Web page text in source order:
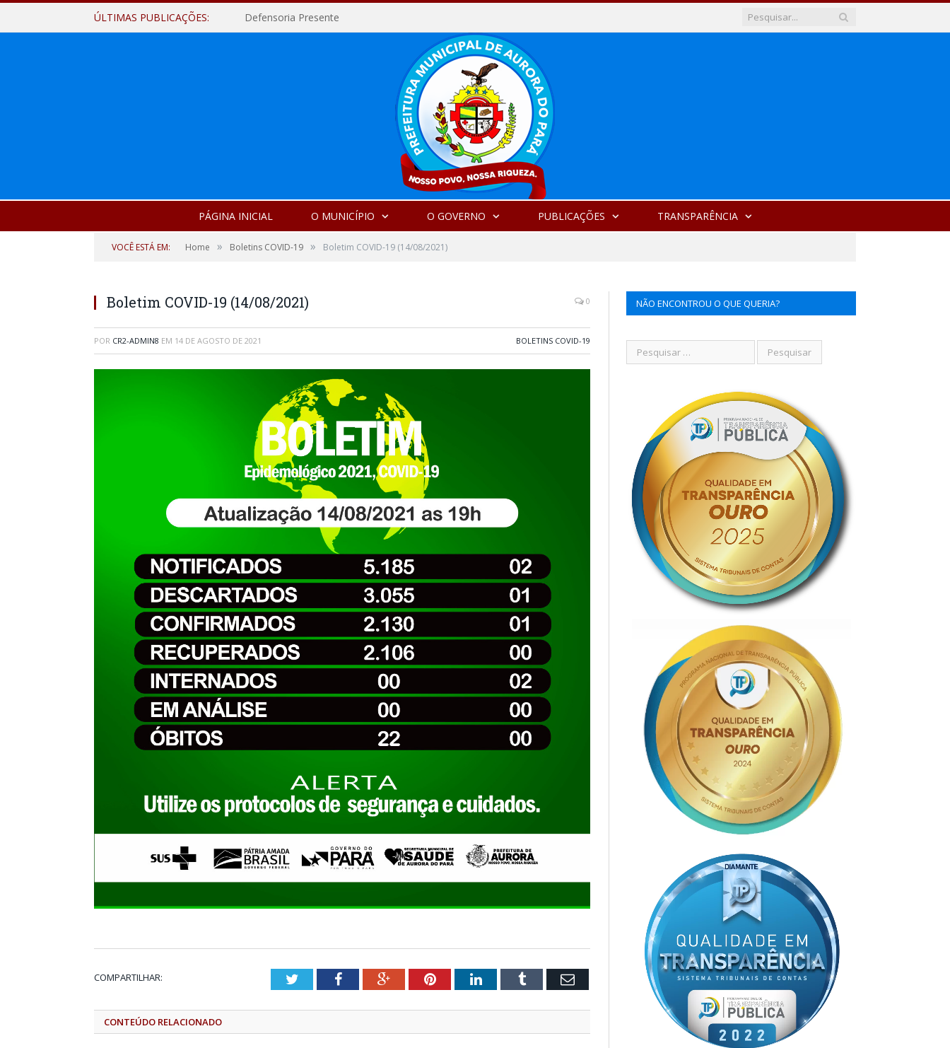
ÚLTIMAS PUBLICAÇÕES: Defensoria Presente
PÁGINA INICIAL O MUNICÍPIO O GOVERNO PUBLICAÇÕES TRANSPARÊNCIA
VOCÊ ESTÁ EM: Home » Boletins COVID-19 » Boletim COVID-19 (14/08/2021)
Boletim COVID-19 (14/08/2021) 0
POR CR2-ADMIN8 EM 14 DE AGOSTO DE 2021 BOLETINS COVID-19
COMPARTILHAR: TwitterFacebookGoogle+PinterestLinkedInTumblr Email
CONTEÚDO RELACIONADO
NÃO ENCONTROU O QUE QUERIA?